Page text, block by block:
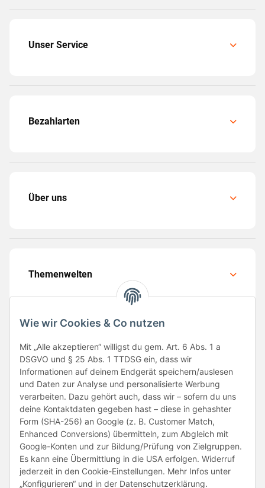
Wie wir Cookies & Co nutzen
Mit „Alle akzeptieren“ willigst du gem. Art. 6 Abs. 1 a
DSGVO und § 25 Abs. 1 TTDSG ein, dass wir
Informationen auf deinem Endgerät speichern/auslesen
und Daten zur Analyse und personalisierte Werbung
verarbeiten. Dazu gehört auch, dass wir – sofern du uns
deine Kontaktdaten gegeben hast – diese in gehashter
Form (SHA-256) an Google (z. B. Customer Match,
Enhanced Conversions) übermitteln, zum Abgleich mit
Google-Konten und zur Bildung/Prüfung von Zielgruppen.
Es kann eine Übermittlung in die USA erfolgen. Widerruf
jederzeit in den Cookie-Einstellungen. Mehr Infos unter
„Konfigurieren“ und in der Datenschutzerklärung.
Unser Service
Bezahlarten
Über uns
Themenwelten
Folge uns
Unsere Partner